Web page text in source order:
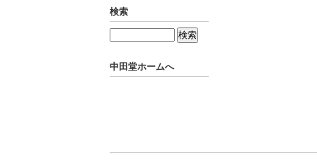
検索
中田堂ホームへ